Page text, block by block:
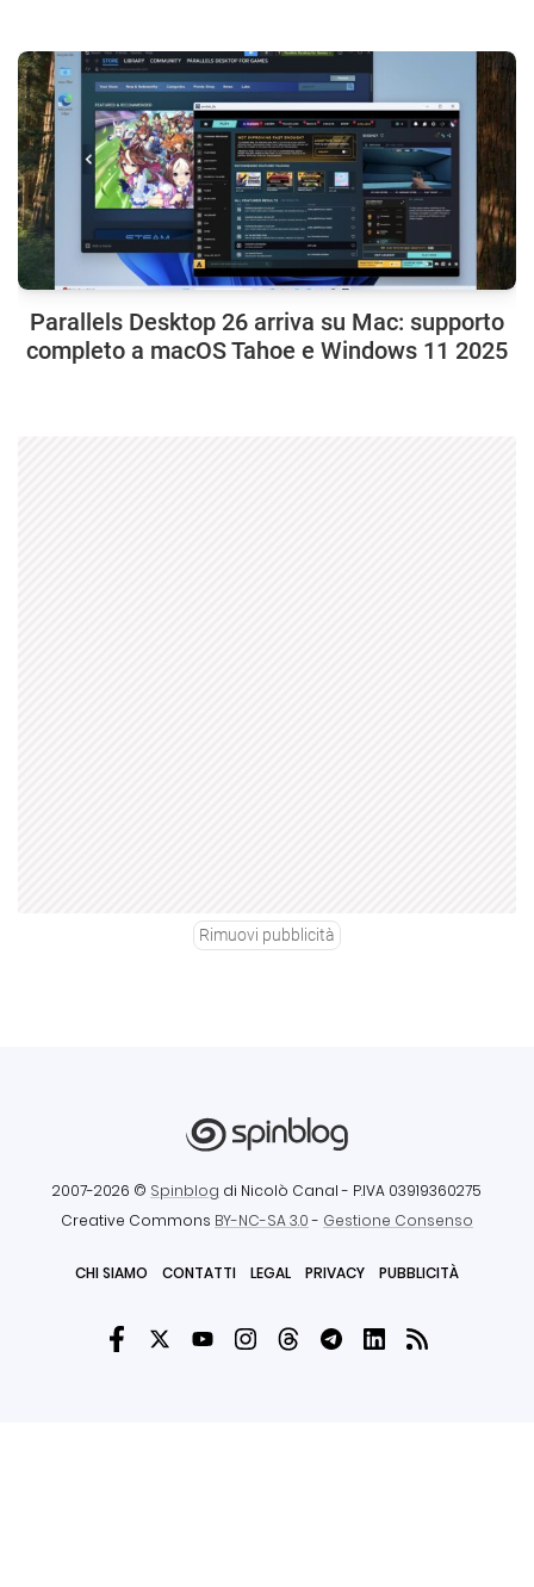
Parallels Desktop 26 arriva su Mac: supporto
completo a macOS Tahoe e Windows 11 2025
Rimuovi pubblicità
2007-2026 © Spinblog di Nicolò Canal - P.IVA 03919360275
Creative Commons BY-NC-SA 3.0- Gestione Consenso
CHI SIAMO CONTATTI LEGAL PRIVACY PUBBLICITÀ